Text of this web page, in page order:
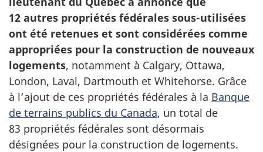
12 autres propriétés fédérales sous-utilisées
ont été retenues et sont considérées comme
appropriées pour la construction de nouveaux
logements, notamment à Calgary, Ottawa,
London, Laval, Dartmouth et Whitehorse. Grâce
à l’ajout de ces propriétés fédérales à la Banque
de terrains publics du Canada, un total de
83 propriétés fédérales sont désormais
désignées pour la construction de logements.